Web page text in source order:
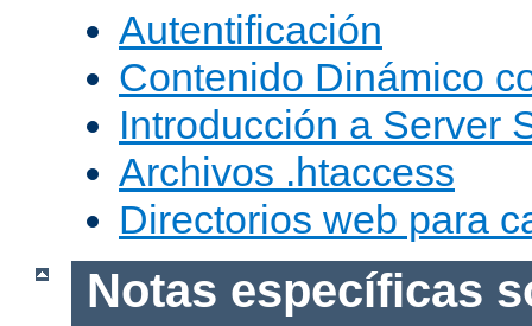
Autentificación
Contenido Dinámico
Introducción a Server
Archivos .htaccess
Directorios web para
Notas específicas